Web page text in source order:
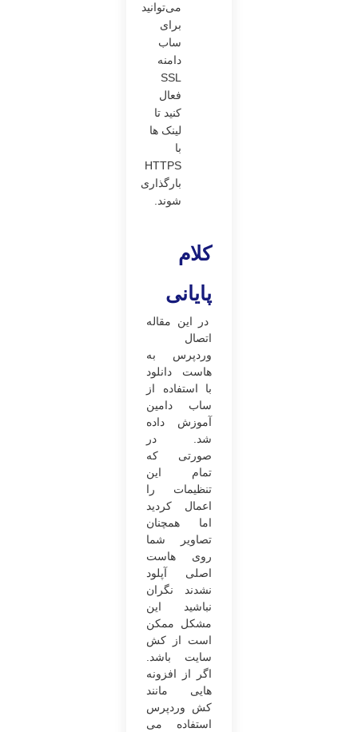
می‌توانید
برای
ساب
دامنه
SSL
فعال
کنید تا
لینک ها
با
HTTPS
بارگذاری
شوند.
کلام
پایانی
در این مقاله
اتصال
وردپرس به
هاست دانلود
با استفاده از
ساب دامین
آموزش داده
شد. در
صورتی که
تمام این
تنظیمات را
اعمال کردید
اما همچنان
تصاویر شما
روی هاست
اصلی آپلود
نشدند نگران
نباشید این
مشکل ممکن
است از کش
سایت باشد.
اگر از افزونه
هایی مانند
کش وردپرس
استفاده می‌